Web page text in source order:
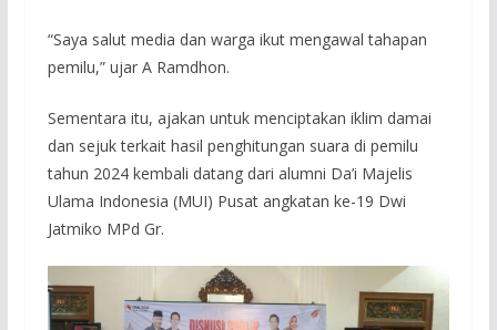
“Saya salut media dan warga ikut mengawal tahapan
pemilu,” ujar A Ramdhon.
Sementara itu, ajakan untuk menciptakan iklim damai
dan sejuk terkait hasil penghitungan suara di pemilu
tahun 2024 kembali datang dari alumni Da’i Majelis
Ulama Indonesia (MUI) Pusat angkatan ke-19 Dwi
Jatmiko MPd Gr.